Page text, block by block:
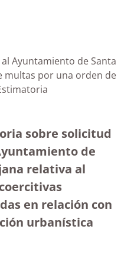
Ayuntamiento de Santa
multas por una orden de
Estimatoria
sobre solicitud
de
relativa al
en relación con
urbanística